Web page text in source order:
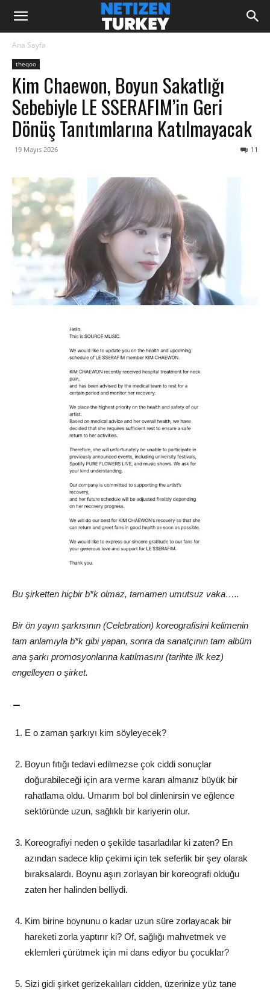
Ana Sayfa
theqoo
Kim Chaewon, Boyun Sakatlığı
Sebebiyle LE SSERAFIM’in Geri
Dönüş Tanıtımlarına Katılmayacak
19 Mayıs 2026 11
Bu şirketten hiçbir b*k olmaz, tamamen umutsuz vaka…..
Bir ön yayın şarkısının (Celebration) koreografisini kelimenin
tam anlamıyla b*k gibi yapan, sonra da sanatçının tam albüm
ana şarkı promosyonlarına katılmasını (tarihte ilk kez)
engelleyen o şirket.
–
E o zaman şarkıyı kim söyleyecek?
Boyun fıtığı tedavi edilmezse çok ciddi sonuçlar
doğurabileceği için ara verme kararı almanız büyük bir
rahatlama oldu. Umarım bol bol dinlenirsin ve eğlence
sektöründe uzun, sağlıklı bir kariyerin olur.
Koreografiyi neden o şekilde tasarladılar ki zaten? En
azından sadece klip çekimi için tek seferlik bir şey olarak
bıraksalardı. Boynu aşırı zorlayan bir koreografi olduğu
zaten her halinden belliydi.
Kim birine boynunu o kadar uzun süre zorlayacak bir
hareketi zorla yaptırır ki? Of, sağlığı mahvetmek ve
eklemleri çürütmek için mi dans ediyor bu çocuklar?
Sizi gidi şirket gerizekalıları cidden, üzerinize yüz tane